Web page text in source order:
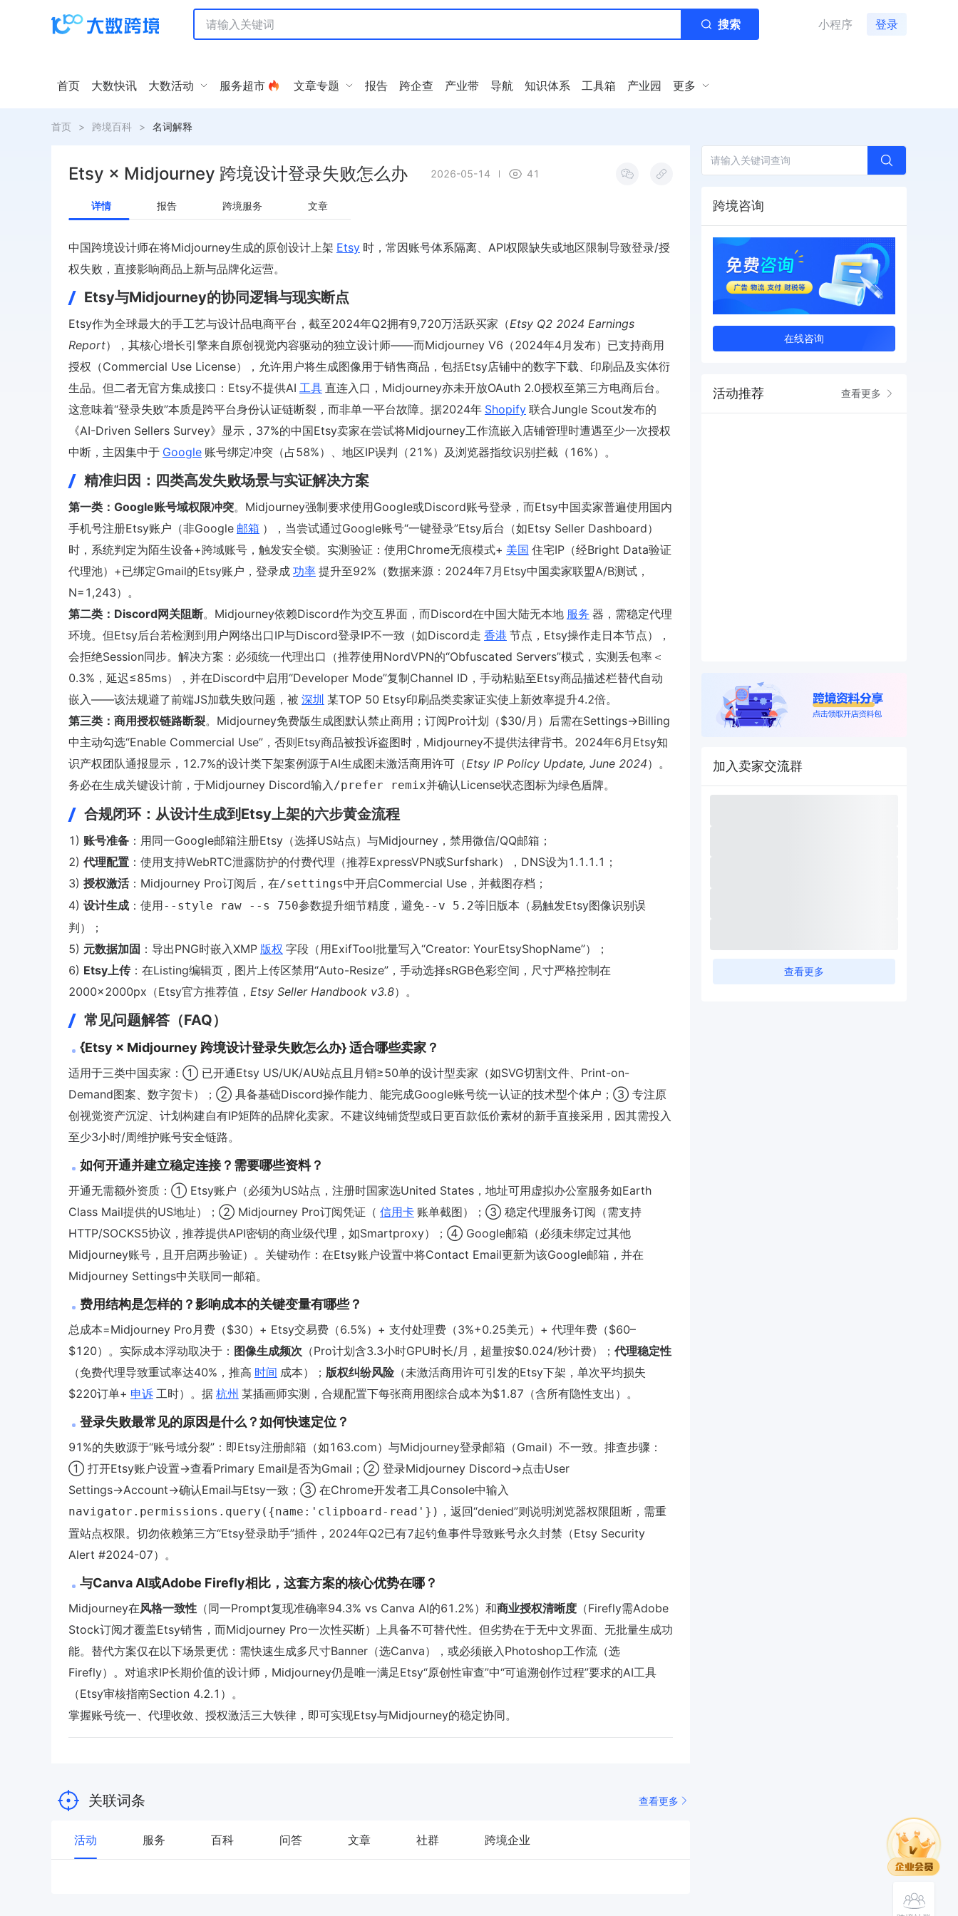
搜索 小程序 登录
首页 大数快讯 大数活动 服务超市 文章专题 报告 跨企查 产业带 导航 知识体系 工具箱 产业园 更多
首页 > 跨境百科 > 名词解释
Etsy × Midjourney 跨境设计登录失败怎么办 2026-05-14 41
详情 报告 跨境服务 文章
中国跨境设计师在将Midjourney生成的原创设计上架 Etsy 时，常因账号体系隔离、API权限缺失或地区限制导致登录/授
权失败，直接影响商品上新与品牌化运营。
Etsy与Midjourney的协同逻辑与现实断点
Etsy作为全球最大的手工艺与设计品电商平台，截至2024年Q2拥有9,720万活跃买家（Etsy Q2 2024 Earnings
Report），其核心增长引擎来自原创视觉内容驱动的独立设计师——而Midjourney V6（2024年4月发布）已支持商用
授权（Commercial Use License），允许用户将生成图像用于销售商品，包括Etsy店铺中的数字下载、印刷品及实体衍
生品。但二者无官方集成接口：Etsy不提供AI 工具 直连入口，Midjourney亦未开放OAuth 2.0授权至第三方电商后台。
这意味着“登录失败”本质是跨平台身份认证链断裂，而非单一平台故障。据2024年 Shopify 联合Jungle Scout发布的
《AI-Driven Sellers Survey》显示，37%的中国Etsy卖家在尝试将Midjourney工作流嵌入店铺管理时遭遇至少一次授权
中断，主因集中于 Google 账号绑定冲突（占58%）、地区IP误判（21%）及浏览器指纹识别拦截（16%）。
精准归因：四类高发失败场景与实证解决方案
第一类：Google账号域权限冲突。Midjourney强制要求使用Google或Discord账号登录，而Etsy中国卖家普遍使用国内
手机号注册Etsy账户（非Google 邮箱 ），当尝试通过Google账号“一键登录”Etsy后台（如Etsy Seller Dashboard）
时，系统判定为陌生设备+跨域账号，触发安全锁。实测验证：使用Chrome无痕模式+ 美国 住宅IP（经Bright Data验证
代理池）+已绑定Gmail的Etsy账户，登录成 功率 提升至92%（数据来源：2024年7月Etsy中国卖家联盟A/B测试，
N=1,243）。
第二类：Discord网关阻断。Midjourney依赖Discord作为交互界面，而Discord在中国大陆无本地 服务 器，需稳定代理
环境。但Etsy后台若检测到用户网络出口IP与Discord登录IP不一致（如Discord走 香港 节点，Etsy操作走日本节点），
会拒绝Session同步。解决方案：必须统一代理出口（推荐使用NordVPN的“Obfuscated Servers”模式，实测丢包率＜
0.3%，延迟≤85ms），并在Discord中启用“Developer Mode”复制Channel ID，手动粘贴至Etsy商品描述栏替代自动
嵌入——该法规避了前端JS加载失败问题，被 深圳 某TOP 50 Etsy印刷品类卖家证实使上新效率提升4.2倍。
第三类：商用授权链路断裂。Midjourney免费版生成图默认禁止商用；订阅Pro计划（$30/月）后需在Settings→Billing
中主动勾选“Enable Commercial Use”，否则Etsy商品被投诉盗图时，Midjourney不提供法律背书。2024年6月Etsy知
识产权团队通报显示，12.7%的设计类下架案例源于AI生成图未激活商用许可（Etsy IP Policy Update, June 2024）。
务必在生成关键设计前，于Midjourney Discord输入/prefer remix并确认License状态图标为绿色盾牌。
合规闭环：从设计生成到Etsy上架的六步黄金流程
1) 账号准备 ：用同一Google邮箱注册Etsy（选择US站点）与Midjourney，禁用微信/QQ邮箱；
2) 代理配置 ：使用支持WebRTC泄露防护的付费代理（推荐ExpressVPN或Surfshark），DNS设为1.1.1.1；
3) 授权激活：Midjourney Pro订阅后，在/settings中开启Commercial Use，并截图存档；
4) 设计生成 ：使用--style raw --s 750参数提升细节精度，避免--v 5.2等旧版本（易触发Etsy图像识别误
判）；
5) 元数据加固 ：导出PNG时嵌入XMP 版权 字段（用ExifTool批量写入“Creator: YourEtsyShopName”）；
6) Etsy上传：在Listing编辑页，图片上传区禁用“Auto-Resize”，手动选择sRGB色彩空间，尺寸严格控制在
2000×2000px（Etsy官方推荐值， Etsy Seller Handbook v3.8）。
常见问题解答（FAQ）
{Etsy × Midjourney 跨境设计登录失败怎么办} 适合哪些卖家？
适用于三类中国卖家：① 已开通Etsy US/UK/AU站点且月销≥50单的设计型卖家（如SVG切割文件、Print-on-
Demand图案、数字贺卡）；② 具备基础Discord操作能力、能完成Google账号统一认证的技术型个体户；③ 专注原
创视觉资产沉淀、计划构建自有IP矩阵的品牌化卖家。不建议纯铺货型或日更百款低价素材的新手直接采用，因其需投入
至少3小时/周维护账号安全链路。
如何开通并建立稳定连接？需要哪些资料？
开通无需额外资质：① Etsy账户（必须为US站点，注册时国家选United States，地址可用虚拟办公室服务如Earth
Class Mail提供的US地址）；② Midjourney Pro订阅凭证（ 信用卡 账单截图）；③ 稳定代理服务订阅（需支持
HTTP/SOCKS5协议，推荐提供API密钥的商业级代理，如Smartproxy）；④ Google邮箱（必须未绑定过其他
Midjourney账号，且开启两步验证）。关键动作：在Etsy账户设置中将Contact Email更新为该Google邮箱，并在
Midjourney Settings中关联同一邮箱。
费用结构是怎样的？影响成本的关键变量有哪些？
总成本=Midjourney Pro月费（$30）+ Etsy交易费（6.5%）+ 支付处理费（3%+0.25美元）+ 代理年费（$60–
$120）。实际成本浮动取决于： 图像生成频次 （Pro计划含3.3小时GPU时长/月，超量按$0.024/秒计费）； 代理稳定性
（免费代理导致重试率达40%，推高 时间 成本）； 版权纠纷风险（未激活商用许可引发的Etsy下架，单次平均损失
$220订单+ 申诉 工时）。据 杭州 某插画师实测，合规配置下每张商用图综合成本为$1.87（含所有隐性支出）。
登录失败最常见的原因是什么？如何快速定位？
91%的失败源于“账号域分裂”：即Etsy注册邮箱（如163.com）与Midjourney登录邮箱（Gmail）不一致。排查步骤：
① 打开Etsy账户设置→查看Primary Email是否为Gmail；② 登录Midjourney Discord→点击User
Settings→Account→确认Email与Etsy一致；③ 在Chrome开发者工具Console中输入
navigator.permissions.query({name:'clipboard-read'}) ，返回“denied”则说明浏览器权限阻断，需重
置站点权限。切勿依赖第三方“Etsy登录助手”插件，2024年Q2已有7起钓鱼事件导致账号永久封禁（Etsy Security
Alert #2024-07）。
与Canva AI或Adobe Firefly相比，这套方案的核心优势在哪？
Midjourney在风格一致性 （同一Prompt复现准确率94.3% vs Canva AI的61.2%）和商业授权清晰度 （Firefly需Adobe
Stock订阅才覆盖Etsy销售，而Midjourney Pro一次性买断）上具备不可替代性。但劣势在于无中文界面、无批量生成功
能。替代方案仅在以下场景更优：需快速生成多尺寸Banner（选Canva），或必须嵌入Photoshop工作流（选
Firefly）。对追求IP长期价值的设计师，Midjourney仍是唯一满足Etsy“原创性审查”中“可追溯创作过程”要求的AI工具
（Etsy审核指南Section 4.2.1）。
掌握账号统一、代理收敛、授权激活三大铁律，即可实现Etsy与Midjourney的稳定协同。
关联词条 查看更多
活动 服务 百科 问答 文章 社群 跨境企业
跨境咨询
在线咨询
活动推荐 查看更多
加入卖家交流群
查看更多